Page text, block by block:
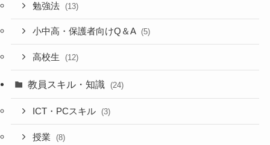
勉強法 (13)
小中高・保護者向けQ＆A (5)
高校生 (12)
教員スキル・知識 (24)
ICT・PCスキル (3)
授業 (8)